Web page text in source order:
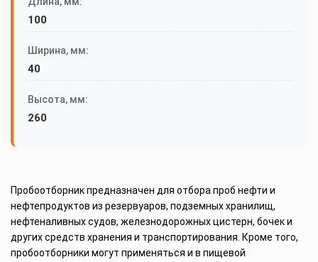
100
Ширина, мм:
40
Высота, мм:
260
Пробоотборник предназначен для отбора проб нефти и
нефтепродуктов из резервуаров, подземных хранилищ,
нефтеналивных судов, железнодорожных цистерн, бочек и
других средств хранения и транспортирования. Кроме того,
пробоотборники могут применяться и в пищевой